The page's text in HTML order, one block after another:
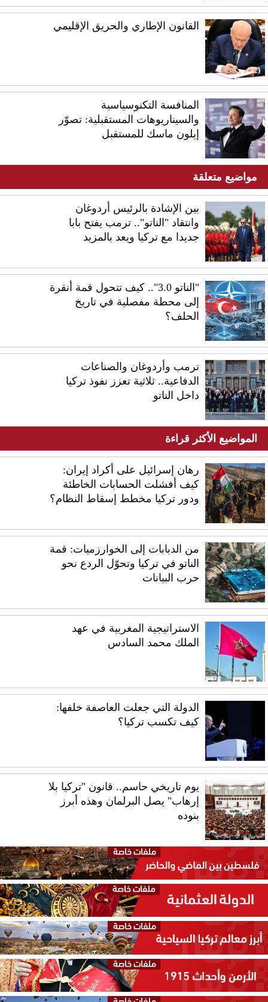
القانون الإطاري والحريق الإقليمي
المنافسة التكنوسياسية
والسيناريوهات المستقبلية: تصوّر
إيلون ماسك للمستقبل
مواضيع متعلقة
بين الإشادة بالرئيس أردوغان
وانتقاد "الناتو".. ترمب يفتح بابا
جديدا مع تركيا ويعد بالمزيد
"الناتو 3.0".. كيف تتحول قمة أنقرة
إلى محطة مفصلية في تاريخ
الحلف؟
ترمب وأردوغان والصناعات
الدفاعية.. ثلاثية تعزز نفوذ تركيا
داخل الناتو
المواضيع الأكثر قراءة
رهان إسرائيل على أكراد إيران:
كيف أفشلت الحسابات الخاطئة
ودور تركيا مخطط إسقاط النظام؟
من الدبابات إلى الخوارزميات: قمة
الناتو في تركيا وتحوّل الردع نحو
حرب البيانات
الاستراتيجية المغربية في عهد
الملك محمد السادس
الدولة التي جعلت العاصفة خلفها:
كيف تكسب تركيا؟
يوم تاريخي حاسم.. قانون "تركيا بلا
إرهاب" يصل البرلمان وهذه أبرز
بنوده